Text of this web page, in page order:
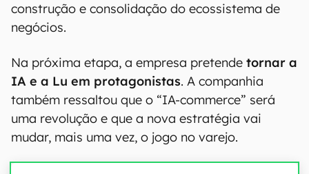
construção e consolidação do ecossistema de
negócios.
Na próxima etapa, a empresa pretende tornar a
IA e a Lu em protagonistas. A companhia
também ressaltou que o “IA-commerce” será
uma revolução e que a nova estratégia vai
mudar, mais uma vez, o jogo no varejo.